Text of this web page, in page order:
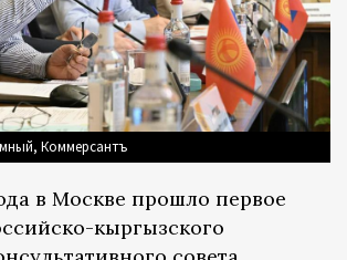
Коммерсантъ
в Москве прошло первое
кыргызского